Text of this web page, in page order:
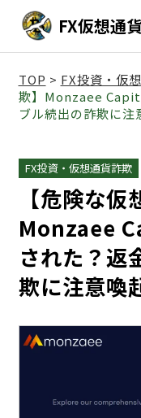
FX仮想通
TOP > FX投資・仮
欺】Monzaee
ブル続出の詐欺に注
FX投資・仮想通貨詐欺
【危険な仮
Monzaee
された？返
欺に注意喚